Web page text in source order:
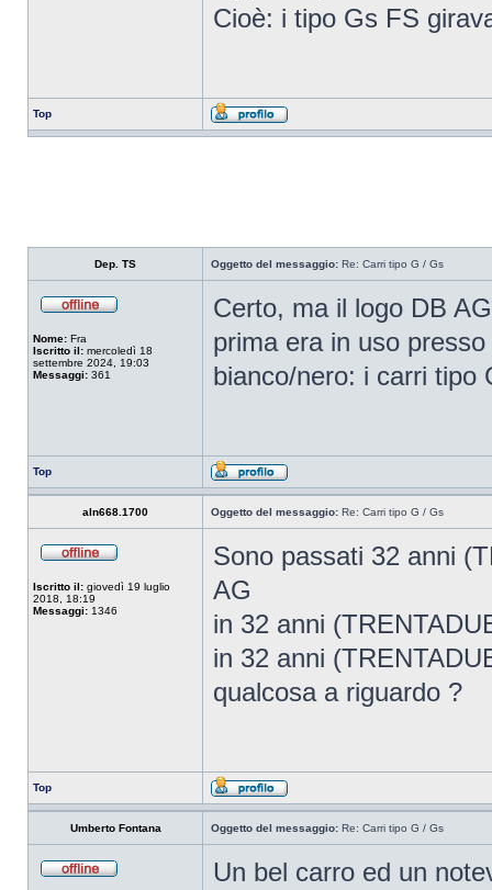
Cioè: i tipo Gs FS
Top
Dep. TS Oggetto del messaggio: Re: Carri tipo G / Gs
Nome: Fra
Iscritto il: mercoledì 18
settembre 2024, 19:03
Messaggi: 361
Certo, ma il logo DB
prima era in uso
bianco/nero: i carri tipo
Top
aln668.1700 Oggetto del messaggio: Re: Carri tipo G / Gs
Iscritto il: giovedì 19 luglio
2018, 18:19
Messaggi: 1346
Sono passati 32 anni
AG
in 32 anni
in 32 anni
qualcosa a riguardo ?
Top
Umberto Fontana Oggetto del messaggio: Re: Carri tipo G / Gs
Un bel carro ed un